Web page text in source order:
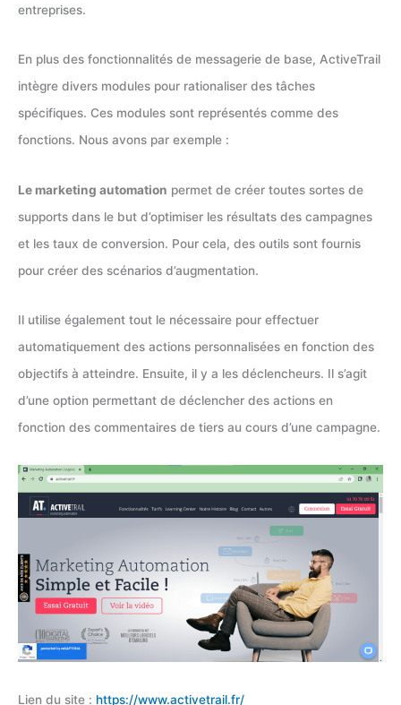
entreprises.
En plus des fonctionnalités de messagerie de base, ActiveTrail
intègre divers modules pour rationaliser des tâches
spécifiques. Ces modules sont représentés comme des
fonctions. Nous avons par exemple :
Le marketing automation permet de créer toutes sortes de
supports dans le but d’optimiser les résultats des campagnes
et les taux de conversion. Pour cela, des outils sont fournis
pour créer des scénarios d’augmentation.
Il utilise également tout le nécessaire pour effectuer
automatiquement des actions personnalisées en fonction des
objectifs à atteindre. Ensuite, il y a les déclencheurs. Il s’agit
d’une option permettant de déclencher des actions en
fonction des commentaires de tiers au cours d’une campagne.
Lien du site : https://www.activetrail.fr/